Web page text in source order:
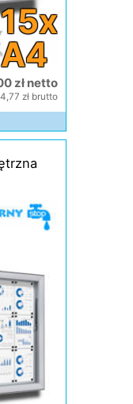
15x
A4
zł netto
zł brutto